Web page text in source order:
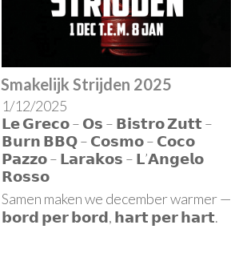
Smakelijk Strijden 2025
1/12/2025
𝗟𝗲 𝗚𝗿𝗲𝗰𝗼 – 𝗢𝘀 – 𝗕𝗶𝘀𝘁𝗿𝗼 𝗭𝘂𝘁𝘁 –
𝗕𝘂𝗿𝗻 𝗕𝗕𝗤 – 𝗖𝗼𝘀𝗺𝗼 – 𝗖𝗼𝗰𝗼
𝗣𝗮𝘇𝘇𝗼 – 𝗟𝗮𝗿𝗮𝗸𝗼𝘀 – 𝗟’𝗔𝗻𝗴𝗲𝗹𝗼
𝗥𝗼𝘀𝘀𝗼
Samen maken we december warmer —
𝗯𝗼𝗿𝗱 𝗽𝗲𝗿 𝗯𝗼𝗿𝗱, 𝗵𝗮𝗿𝘁 𝗽𝗲𝗿 𝗵𝗮𝗿𝘁.